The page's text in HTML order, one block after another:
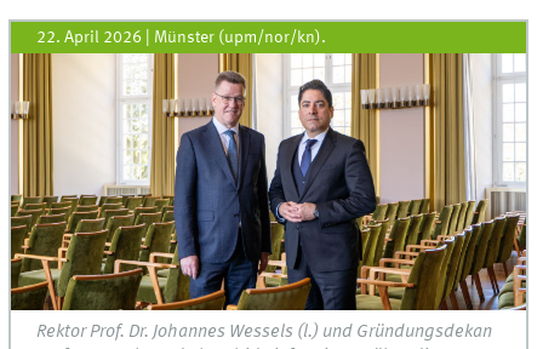
22. April 2026 Münster (upm/nor/kn).
Rektor Prof. Dr. Johannes Wessels (l.) und Gründungsdekan